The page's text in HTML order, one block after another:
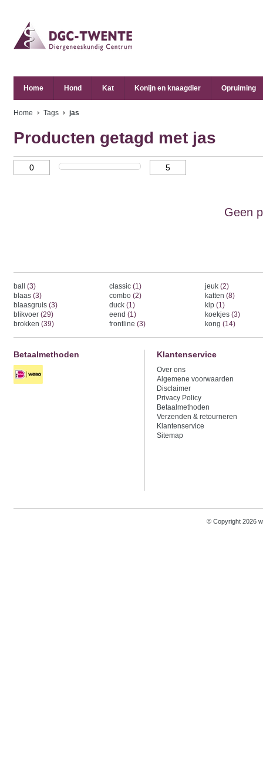
Home Hond Kat Konijn en knaagdier Opruiming
Home Tags jas
Producten getagd met jas
Geen
ball (3)
blaas (3)
blaasgruis (3)
blikvoer (29)
brokken (39)
classic (1)
combo (2)
duck (1)
eend (1)
frontline (3)
jeuk (2)
katten (8)
kip (1)
koekjes (3)
kong (14)
Betaalmethoden Klantenservice
Over ons
Algemene voorwaarden
Disclaimer
Privacy Policy
Betaalmethoden
Verzenden & retourneren
Klantenservice
Sitemap
© Copyright 2026